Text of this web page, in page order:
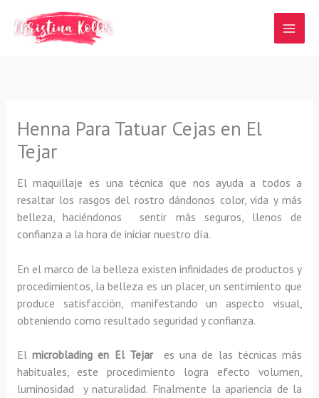
contenido
Henna Para Tatuar Cejas en El
Tejar
El maquillaje es una técnica que nos ayuda a todos a
resaltar los rasgos del rostro dándonos color, vida y más
belleza, haciéndonos sentir más seguros, llenos de
confianza a la hora de iniciar nuestro día.
En el marco de la belleza existen infinidades de productos y
procedimientos, la belleza es un placer, un sentimiento que
produce satisfacción, manifestando un aspecto visual,
obteniendo como resultado seguridad y confianza.
Elmicroblading en El Tejar es una de las técnicas más
habituales, este procedimiento logra efecto volumen,
luminosidad y naturalidad. Finalmente la apariencia de la